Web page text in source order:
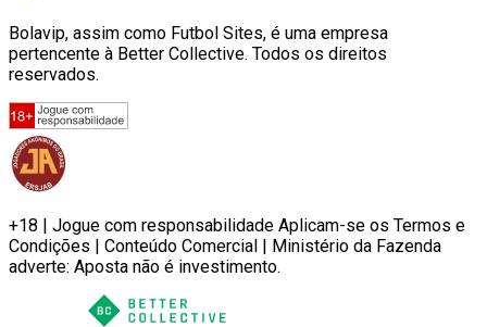
Bolavip, assim como Futbol Sites, é uma empresa
pertencente à Better Collective. Todos os direitos
reservados.
+18 | Jogue com responsabilidade Aplicam-se os Termos e
Condições | Conteúdo Comercial | Ministério da Fazenda
adverte: Aposta não é investimento.